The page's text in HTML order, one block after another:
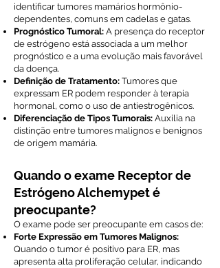
identificar tumores mamários hormônio-
dependentes, comuns em cadelas e gatas.
Prognóstico Tumoral: A presença do receptor
de estrógeno está associada a um melhor
prognóstico e a uma evolução mais favorável
da doença.
Definição de Tratamento: Tumores que
expressam ER podem responder à terapia
hormonal, como o uso de antiestrogênicos.
Diferenciação de Tipos Tumorais: Auxilia na
distinção entre tumores malignos e benignos
de origem mamária.
Quando o exame Receptor de
Estrógeno Alchemypet é
preocupante?
O exame pode ser preocupante em casos de:
Forte Expressão em Tumores Malignos:
Quando o tumor é positivo para ER, mas
apresenta alta proliferação celular, indicando